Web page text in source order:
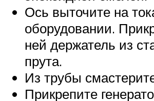
Ось выточите на
оборудовании.
ней держатель из
прута.
Из трубы
Прикрепите